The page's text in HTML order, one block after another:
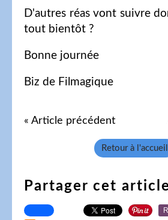
D'autres réas vont suivre
tout bientôt ?
Bonne journée
Biz de Filmagique
« Article précédent
Retour à l'accueil
Partager cet article